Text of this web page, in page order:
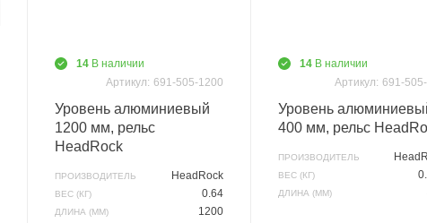
14 В наличии
Артикул: 691-505-1200
Уровень алюминиевый
1200 мм, рельс
HeadRock
ПРОИЗВОДИТЕЛЬ HeadRock
ВЕС (КГ) 0.64
ДЛИНА (ММ) 1200
14 В наличии
Артикул: 691-
Уровень
400 мм, рельс
ПРОИЗВОДИТЕЛЬ
ВЕС (КГ)
ДЛИНА (ММ)